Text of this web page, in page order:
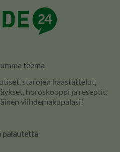
teema
starojen haastattelut,
horoskooppi ja reseptit.
viihdemakupalasi!
palautetta